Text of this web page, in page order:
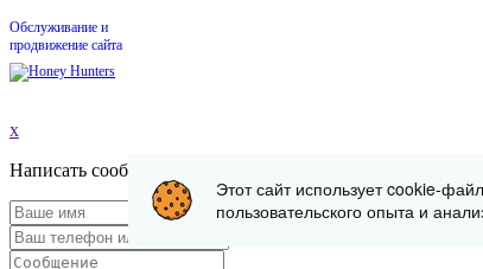
Обслуживание и
продвижение сайта
x
Написать сообщение
Этот сайт использует cookie-
пользовательского опыта и